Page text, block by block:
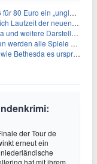
„unglaubliches Schnäppchen“
neuen Gameplay-Präsentation
Darsteller sollen feststehen
alle Spiele gestreamt
es ursprünglich wollte
der Tour de
erneut ein
hat mit ihrem